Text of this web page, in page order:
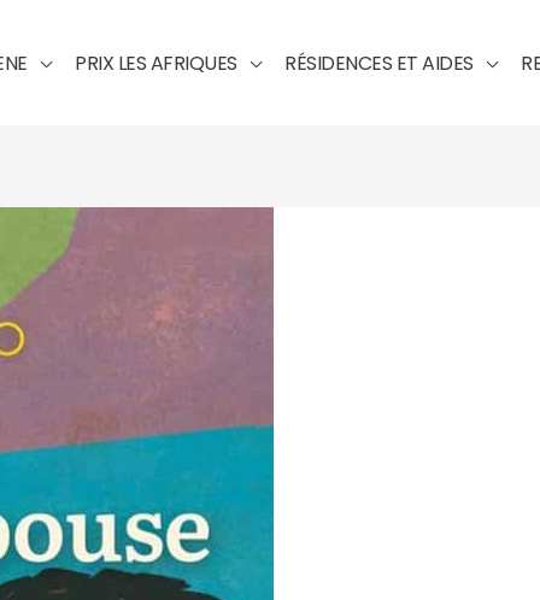
PRIX LES AFRIQUES RÉSIDENCES ET AIDES